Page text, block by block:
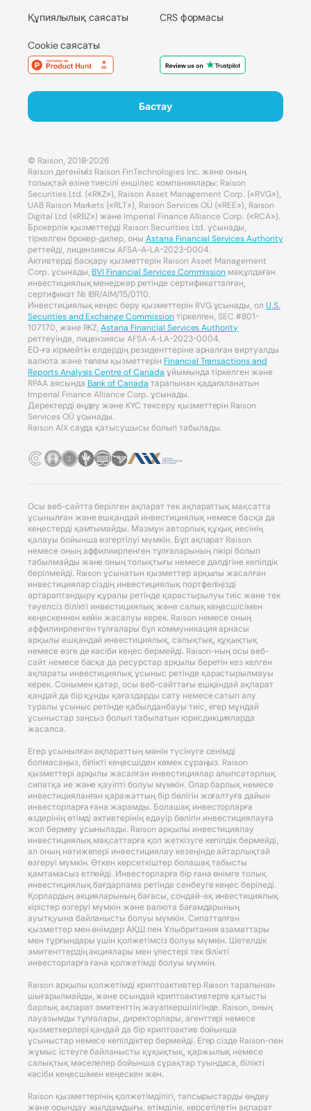
Құпиялылық саясаты
Cookie саясаты
CRS формасы
Бастау
© Raison, 2018-2026
Raison дегеніміз Raison FinTechnologies Inc. және оның
толықтай өзіне тиесілі еншілес компаниялары: Raison
Securities Ltd. («RKZ»), Raison Asset Management Corp. («RVG»),
UAB Raison Markets («RLT»), Raison Services OÜ («REE»), Raison
Digital Ltd («RBZ») және Imperial Finance Alliance Corp. («RCA»).
Брокерлік қызметтерді Raison Securities Ltd. ұсынады,
тіркелген брокер-дилер, оны Astana Financial Services Authority
реттейді, лицензиясы AFSA-A-LA-2023-0004.
Активтерді басқару қызметтерін Raison Asset Management
Corp. ұсынады,BVI Financial Services Commission мақұлдаған
инвестициялық менеджер ретінде сертификатталған,
сертификат № IBR/AIM/15/0110.
Инвестициялық кеңес беру қызметтерін RVG ұсынады, олU.S.
Securities and Exchange Commissionтіркелген, SEC #801-
107170, және RKZ, Astana Financial Services Authority
реттеуінде, лицензиясы AFSA-A-LA-2023-0004.
ЕО-ға кірмейтін елдердің резиденттеріне арналған виртуалды
валюта және төлем қызметтерін Financial Transactions and
Reports Analysis Centre of Canada ұйымында тіркелген және
RPAA аясында Bank of Canada тарапынан қадағаланатын
Imperial Finance Alliance Corp. ұсынады.
Деректерді өңдеу және KYC тексеру қызметтерін Raison
Services OÜ ұсынады.
Raison AIX сауда қатысушысы болып табылады.
Осы веб-сайтта берілген ақпарат тек ақпараттық мақсатта
ұсынылған және ешқандай инвестициялық немесе басқа да
кеңестерді қамтымайды. Мазмұн авторлық құқық иесінің
қалауы бойынша өзгертілуі мүмкін. Бұл ақпарат Raison
немесе оның аффилиирленген тұлғаларының пікірі болып
табылмайды және оның толықтығы немесе дәлдігіне кепілдік
берілмейді. Raison ұсынатын қызметтер арқылы жасалған
инвестициялар сіздің инвестициялық портфеліңізді
әртараптандыру құралы ретінде қарастырылуы тиіс және тек
тәуелсіз білікті инвестициялық және салық кеңесшісімен
кеңескеннен кейін жасалуы керек. Raison немесе оның
аффилиирленген тұлғалары бұл коммуникация арнасы
арқылы ешқандай инвестициялық, салықтық, құқықтық
немесе өзге де кәсіби кеңес бермейді. Raison-ның осы веб-
сайт немесе басқа да ресурстар арқылы беретін кез келген
ақпараты инвестициялық ұсыныс ретінде қарастырылмауы
керек. Сонымен қатар, осы веб-сайттағы ешқандай ақпарат
қандай да бір құнды қағаздарды сату немесе сатып алу
туралы ұсыныс ретінде қабылданбауы тиіс, егер мұндай
ұсыныстар заңсыз болып табылатын юрисдикцияларда
жасалса.
Егер ұсынылған ақпараттың мәнін түсінуге сенімді
болмасаңыз, білікті кеңесшіден көмек сұраңыз. Raison
қызметтері арқылы жасалған инвестициялар алыпсатарлық
сипатқа ие және қауіпті болуы мүмкін. Олар барлық немесе
инвестицияланған қаражаттың бір бөлігін жоғалтуға дайын
инвесторларға ғана жарамды. Болашақ инвесторларға
өздерінің өтімді активтерінің едәуір бөлігін инвестициялауға
жол бермеу ұсынылады. Raison арқылы инвестициялау
инвестициялық мақсаттарға қол жеткізуге кепілдік бермейді,
ал оның нәтижелері инвестициялау кезеңінде айтарлықтай
өзгеруі мүмкін. Өткен көрсеткіштер болашақ табысты
қамтамасыз етпейді. Инвесторларға бір ғана өнімге толық
инвестициялық бағдарлама ретінде сенбеуге кеңес беріледі.
Қорлардың акцияларының бағасы, сондай-ақ инвестициялық
кірістер өзгеруі мүмкін және валюта бағамдарының
ауытқуына байланысты болуы мүмкін. Сипатталған
қызметтер мен өнімдер АҚШ пен Ұлыбритания азаматтары
мен тұрғындары үшін қолжетімсіз болуы мүмкін. Шетелдік
эмитенттердің акциялары мен үлестері тек білікті
инвесторларға ғана қолжетімді болуы мүмкін.
Raison арқылы қолжетімді криптоактивтер Raison тарапынан
шығарылмайды, және осындай криптоактивтерге қатысты
барлық ақпарат эмитенттің жауапкершілігінде. Raison, оның
лауазымды тұлғалары, директорлары, агенттері немесе
қызметкерлері қандай да бір криптоактив бойынша
ұсыныстар немесе кепілдіктер бермейді. Егер сізде Raison-пен
жұмыс істеуге байланысты құқықтық, қаржылық немесе
салықтық мәселелер бойынша сұрақтар туындаса, білікті
кәсіби кеңесшімен кеңескен жөн.
Raison қызметтерінің қолжетімділігі, тапсырыстарды өңдеу
және орындау жылдамдығы, өтімділік, көрсетілетін ақпарат